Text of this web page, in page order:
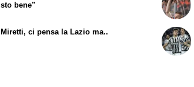
sto bene"
Miretti, ci pensa la Lazio ma..